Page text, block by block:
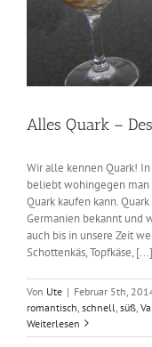
Alles Quark –
Wir alle kennen Quark!
beliebt wohingegen man
Quark kaufen kann.
Germanien bekannt und
auch bis in unsere Zeit
Schottenkäs, Topfkäse, [...]
Von Ute | Februar 5th,
romantisch schnell süß
Weiterlesen